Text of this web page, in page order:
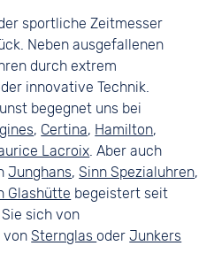
sportliche Zeitmesser
Neben ausgefallenen
durch extrem
innovative Technik.
begegnet uns bei
, Certina, Hamilton,
Lacroix. Aber auch
Junghans,Sinn Spezialuhren,
Glashütte begeistert seit
sich von
vonSternglasoderJunkers